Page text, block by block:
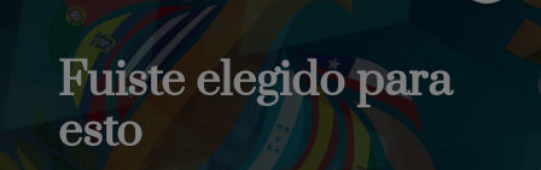
Fuiste elegido para
esto